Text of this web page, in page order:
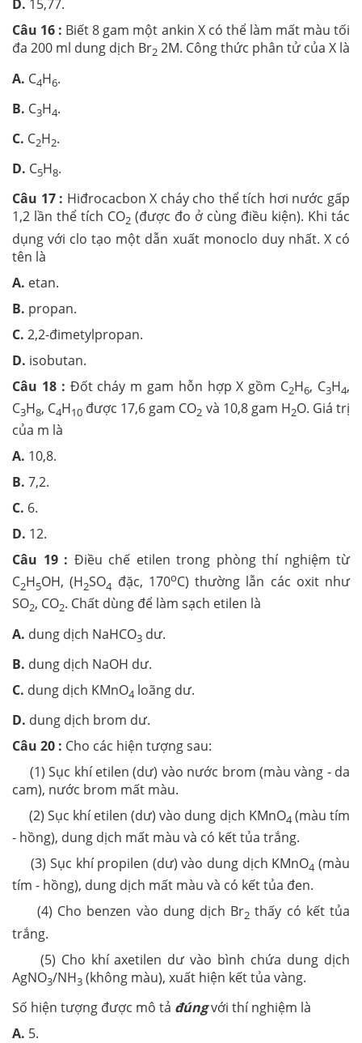
D. 15,77.
Câu 16 : Biết 8 gam một ankin X có thể làm mất màu tối
đa 200 ml dung dịch Br2 2M. Công thức phân tử của X là
A. C4H6.
B. C3H4.
C. C2H2.
D. C5H8.
Câu 17 : Hiđrocacbon X cháy cho thể tích hơi nước gấp
1,2 lần thể tích CO2 (được đo ở cùng điều kiện). Khi tác
dụng với clo tạo một dẫn xuất monoclo duy nhất. X có
tên là
A. etan.
B. propan.
C. 2,2-đimetylpropan.
D. isobutan.
Câu 18 : Đốt cháy m gam hỗn hợp X gồm C2H6, C3H4,
C3H8, C4H10 được 17,6 gam CO2 và 10,8 gam H2O. Giá trị
của m là
A. 10,8.
B. 7,2.
C. 6.
D. 12.
Câu 19 : Điều chế etilen trong phòng thí nghiệm từ
C2H5OH, (H2SO4 đặc, 170oC) thường lẫn các oxit như
SO2, CO2. Chất dùng để làm sạch etilen là
A. dung dịch NaHCO3 dư.
B. dung dịch NaOH dư.
C. dung dịch KMnO4 loãng dư.
D. dung dịch brom dư.
Câu 20 : Cho các hiện tượng sau:
(1) Sục khí etilen (dư) vào nước brom (màu vàng - da
cam), nước brom mất màu.
(2) Sục khí etilen (dư) vào dung dịch KMnO4 (màu tím
- hồng), dung dịch mất màu và có kết tủa trắng.
(3) Sục khí propilen (dư) vào dung dịch KMnO4 (màu
tím - hồng), dung dịch mất màu và có kết tủa đen.
(4) Cho benzen vào dung dịch Br2 thấy có kết tủa
trắng.
(5) Cho khí axetilen dư vào bình chứa dung dịch
AgNO3/NH3 (không màu), xuất hiện kết tủa vàng.
Số hiện tượng được mô tả đúngvới thí nghiệm là
A. 5.